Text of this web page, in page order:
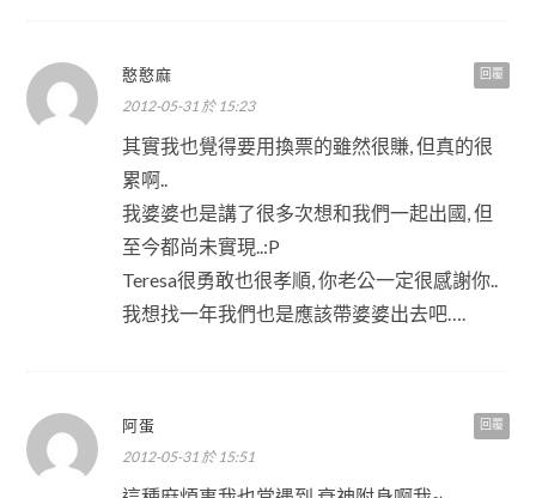
回覆
憨憨麻
2012-05-31 於 15:23
其實我也覺得要用換票的雖然很賺, 但真的很
累啊..
我婆婆也是講了很多次想和我們一起出國, 但
至今都尚未實現..:P
Teresa很勇敢也很孝順, 你老公一定很感謝你..
我想找一年我們也是應該帶婆婆出去吧….
回覆
阿蛋
2012-05-31 於 15:51